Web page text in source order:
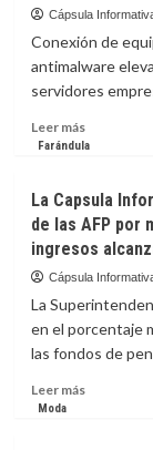
Yandel
honrados
en
los
Juventud
Cápsula
Conexión de
antimalware
servidores
Leer másLeer
más
en
remoto
tras
la
sísmica
expone
a
empresas
Farándula
La Capsula
de las AFP por
ingresos
Cápsula
La
en el porcentaje
las fondos de
Leer másLeer
Moda